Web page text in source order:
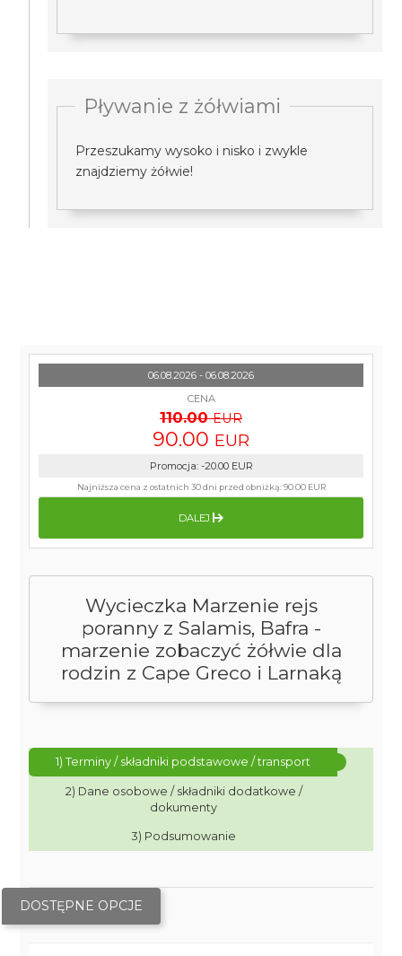
Pływanie z żółwiami
Przeszukamy wysoko i nisko i zwykle
znajdziemy żółwie!
Wycieczka Marzenie rejs
poranny z Salamis, Bafra -
marzenie zobaczyć żółwie dla
rodzin z Cape Greco i Larnaką
1) Terminy / składniki podstawowe / transport
2) Dane osobowe / składniki dodatkowe /
dokumenty
3) Podsumowanie
DOSTĘPNE OPCJE
06.08.2026 - 06.08.2026
CENA
110.00 EUR
90.00 EUR
Promocja: -20.00 EUR
Najniższa cena z ostatnich 30 dni przed obniżką:90.00 EUR
DALEJ